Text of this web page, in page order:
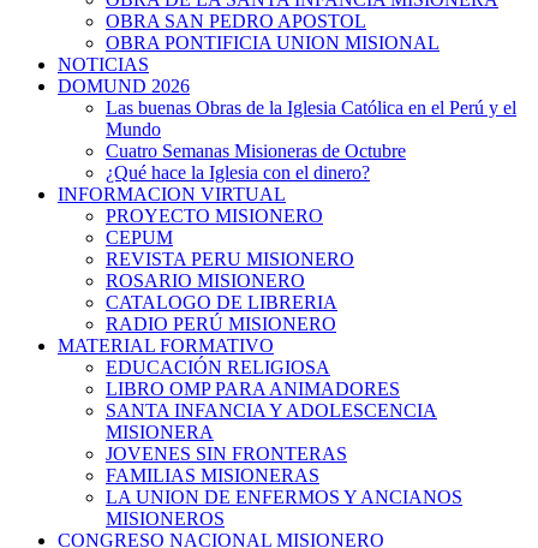
OBRA SAN PEDRO APOSTOL
OBRA PONTIFICIA UNION MISIONAL
NOTICIAS
DOMUND 2026
Las buenas Obras de la Iglesia Católica en el Perú y el
Mundo
Cuatro Semanas Misioneras de Octubre
¿Qué hace la Iglesia con el dinero?
INFORMACION VIRTUAL
PROYECTO MISIONERO
CEPUM
REVISTA PERU MISIONERO
ROSARIO MISIONERO
CATALOGO DE LIBRERIA
RADIO PERÚ MISIONERO
MATERIAL FORMATIVO
EDUCACIÓN RELIGIOSA
LIBRO OMP PARA ANIMADORES
SANTA INFANCIA Y ADOLESCENCIA
MISIONERA
JOVENES SIN FRONTERAS
FAMILIAS MISIONERAS
LA UNION DE ENFERMOS Y ANCIANOS
MISIONEROS
CONGRESO NACIONAL MISIONERO